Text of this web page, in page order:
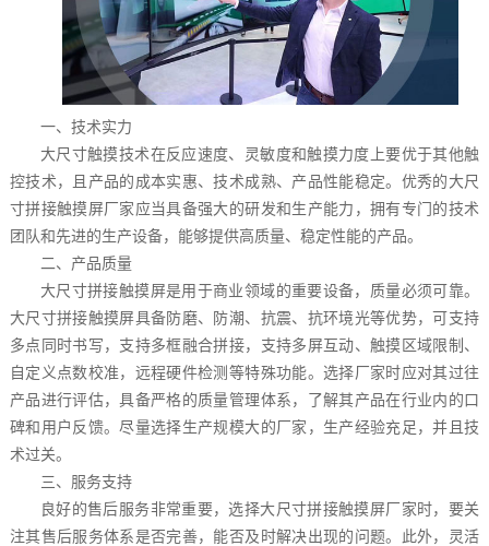
一、技术实力
大尺寸触摸技术在反应速度、灵敏度和触摸力度上要优于其他触
控技术，且产品的成本实惠、技术成熟、产品性能稳定。优秀的大尺
寸拼接触摸屏厂家应当具备强大的研发和生产能力，拥有专门的技术
团队和先进的生产设备，能够提供高质量、稳定性能的产品。
二、产品质量
大尺寸拼接触摸屏是用于商业领域的重要设备，质量必须可靠。
大尺寸拼接触摸屏具备防磨、防潮、抗震、抗环境光等优势，可支持
多点同时书写，支持多框融合拼接，支持多屏互动、触摸区域限制、
自定义点数校准，远程硬件检测等特殊功能。选择厂家时应对其过往
产品进行评估，具备严格的质量管理体系，了解其产品在行业内的口
碑和用户反馈。尽量选择生产规模大的厂家，生产经验充足，并且技
术过关。
三、服务支持
良好的售后服务非常重要，选择大尺寸拼接触摸屏厂家时，要关
注其售后服务体系是否完善，能否及时解决出现的问题。此外，灵活